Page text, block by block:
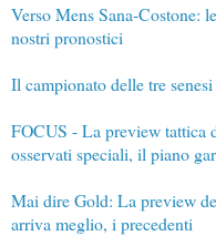
Verso Mens Sana-Costone:
nostri pronostici
Il campionato delle tre
FOCUS - La preview tattica
osservati speciali, il piano
Mai dire Gold: La preview
arriva meglio, i precedenti